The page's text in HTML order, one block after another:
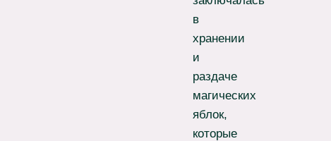
в
хранении
и
раздаче
магических
яблок,
которые